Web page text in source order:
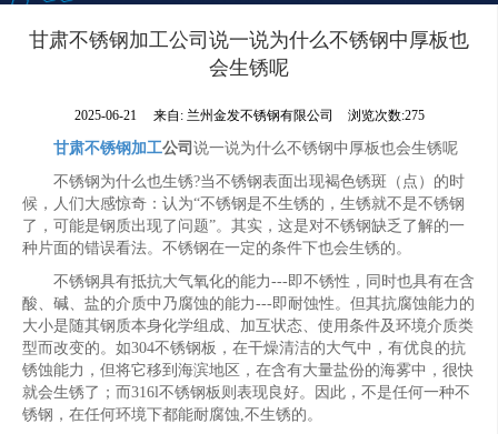
甘肃不锈钢加工公司说一说为什么不锈钢中厚板也
会生锈呢
2025-06-21 来自: 兰州金发不锈钢有限公司 浏览次数:275
甘肃不锈钢加工公司 说一说为什么不锈钢中厚板也会生锈呢
不锈钢为什么也生锈?当不锈钢表面出现褐色锈斑（点）的时
候，人们大感惊奇：认为“不锈钢是不生锈的，生锈就不是不锈钢
了，可能是钢质出现了问题”。其实，这是对不锈钢缺乏了解的一
种片面的错误看法。不锈钢在一定的条件下也会生锈的。
不锈钢具有抵抗大气氧化的能力---即不锈性，同时也具有在含
酸、碱、盐的介质中乃腐蚀的能力---即耐蚀性。但其抗腐蚀能力的
大小是随其钢质本身化学组成、加互状态、使用条件及环境介质类
型而改变的。如304不锈钢板，在干燥清洁的大气中，有优良的抗
锈蚀能力，但将它移到海滨地区，在含有大量盐份的海雾中，很快
就会生锈了；而316l不锈钢板则表现良好。因此，不是任何一种不
锈钢，在任何环境下都能耐腐蚀,不生锈的。